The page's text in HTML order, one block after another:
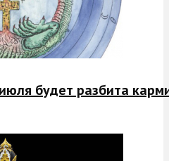
будет разбита